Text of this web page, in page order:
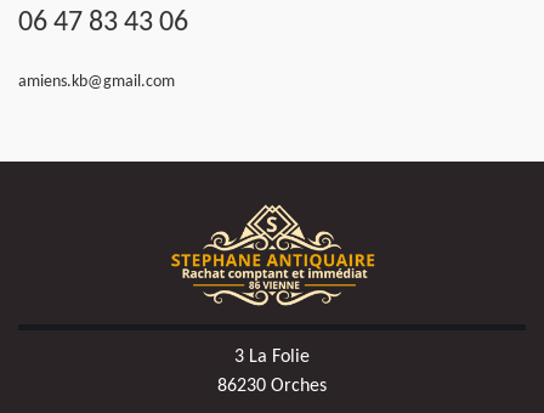
06 47 83 43 06
amiens.kb@gmail.com
3 La Folie
86230 Orches